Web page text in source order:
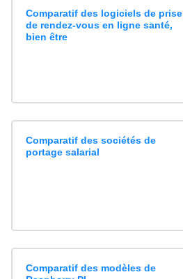
Comparatif des logiciels de prise
de rendez-vous en ligne santé,
bien être
Comparatif des sociétés de
portage salarial
Comparatif des modèles de